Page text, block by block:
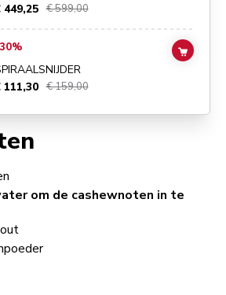
om de cashewnoten in te
449,25 € 599,00
details page
111,30 € 159,00
ADD